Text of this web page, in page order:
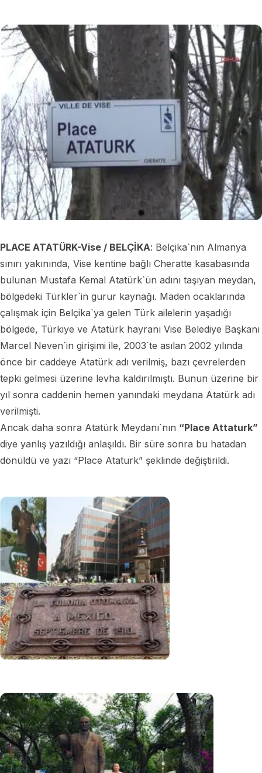
PLACE ATATÜRK-Vise / BELÇİKA: Belçika`nın Almanya
sınırı yakınında, Vise kentine bağlı Cheratte kasabasında
bulunan Mustafa Kemal Atatürk`ün adını taşıyan meydan,
bölgedeki Türkler`in gurur kaynağı. Maden ocaklarında
çalışmak için Belçika`ya gelen Türk ailelerin yaşadığı
bölgede, Türkiye ve Atatürk hayranı Vise Belediye Başkanı
Marcel Neven`in girişimi ile, 2003`te asılan 2002 yılında
önce bir caddeye Atatürk adı verilmiş, bazı çevrelerden
tepki gelmesi üzerine levha kaldırılmıştı. Bunun üzerine bir
yıl sonra caddenin hemen yanındaki meydana Atatürk adı
verilmişti.
Ancak daha sonra Atatürk Meydanı`nın “Place Attaturk”
diye yanlış yazıldığı anlaşıldı. Bir süre sonra bu hatadan
dönüldü ve yazı “Place Ataturk” şeklinde değiştirildi.